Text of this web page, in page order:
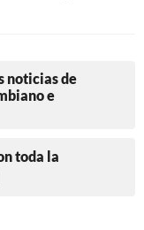
noticias de
e
toda la